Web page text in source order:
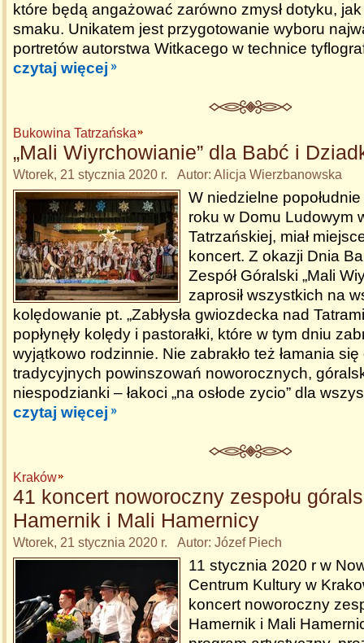
które będą angażować zarówno zmysł dotyku,
smaku. Unikatem jest przygotowanie wyboru
portretów autorstwa Witkacego w technice
czytaj więcej
Bukowina Tatrzańska
„Mali Wiyrchowianie” dla Babć i
Wtorek, 21 stycznia 2020 r. Autor: Alicja Wierzbanowska
W niedzielne
roku w Domu Ludowym
Tatrzańskiej, miał
koncert. Z okazji Dnia
Zespół Góralski „Mali
zaprosił wszystkich na
kolędowanie pt. „Zabłysła gwiozdecka nad
popłynęły kolędy i pastorałki, które w tym dniu
wyjątkowo rodzinnie. Nie zabrakło też łamania się
tradycyjnych powinszowań noworocznych,
niespodzianki – łakoci „na osłode zycio” dla
czytaj więcej
Kraków
41 koncert noworoczny zespołu
Hamernik i Mali Hamernicy
Wtorek, 21 stycznia 2020 r. Autor: Józef Piech
11 stycznia 2020 r w
Centrum Kultury w
koncert noworoczny
Hamernik i Mali